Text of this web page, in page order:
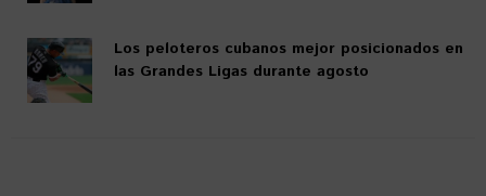
Los peloteros cubanos mejor posicionados en
las Grandes Ligas durante agosto